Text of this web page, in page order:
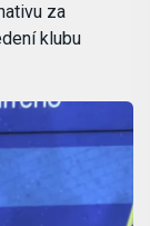
za
klubu